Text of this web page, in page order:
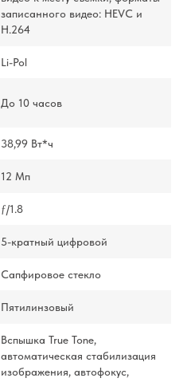
записанного видео: HEVC и
H.264
Li-Pol
До 10 часов
38,99 Вт*ч
12 Мп
ƒ/1.8
5-кратный цифровой
Сапфировое стекло
Пятилинзовый
Вспышка True Tone,
автоматическая стабилизация
изображения, автофокус,